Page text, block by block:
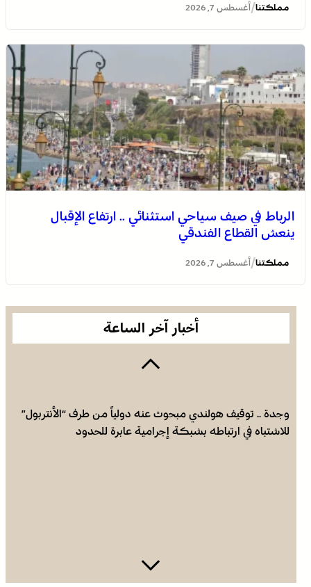
مملكتنا/ أغسطس 7, 2026
الرباط في صيف سياحي استثنائي .. ارتفاع الإقبال
ينعش القطاع الفندقي
مملكتنا/ أغسطس 7, 2026
أخبار آخر الساعة
التفاصيل الكاملة لاقتحام ولي العهد مياه سبتة المحتلة على
لسان الهدهد !
العثور على جثة مقطعة الأطراف داخل عشة بمنطقة منابع
وجدة .. توقيف هولندي مبحوث عنه دولياً من طرف “الأنتربول”
للاشتباه في ارتباطه بشبكة إجرامية عابرة للحدود